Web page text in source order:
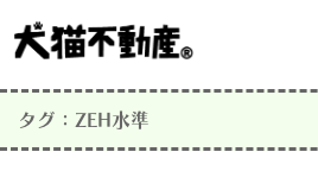
タグ：ZEH水準